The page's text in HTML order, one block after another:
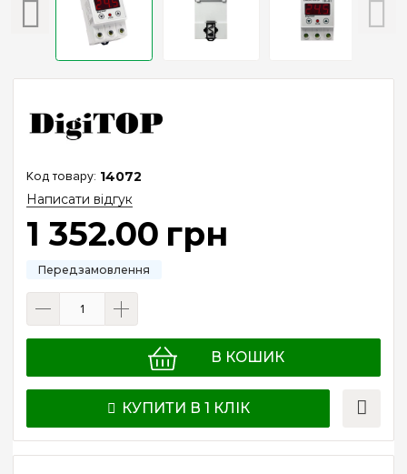
14072
Написати відгук
1 352.00 грн
В КОШИК
КУПИТИ В 1 КЛІК